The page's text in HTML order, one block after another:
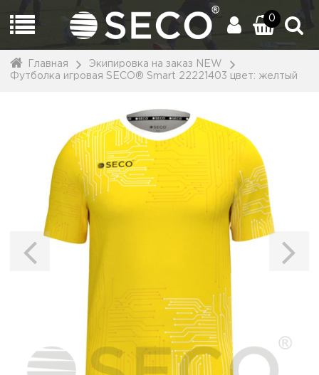
0
Главная
Экипировка на заказ NEW
Футболка игровая SECO® Smart 22221403 цвет: желтый